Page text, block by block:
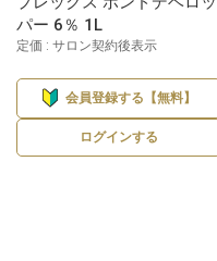
パー 6％ 1L
定価 : サロン契約後表示
会員登録する【無料】
ログインする